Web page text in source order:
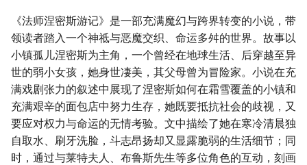
《法师涅密斯游记》是一部充满魔幻与跨界转变的小说，带
领读者踏入一个神祗与恶魔交织、命运多舛的世界。故事以
小镇孤儿涅密斯为主角，一个曾经在地球生活、后穿越至异
世的弱小女孩，她身世凄美，其父母曾为冒险家。小说在充
满戏剧张力的叙述中展现了涅密斯如何在霜雪覆盖的小镇和
充满艰辛的面包店中努力生存，她既要抵抗社会的歧视，又
要应对权力与命运的无情考验。文中描绘了她在寒冷清晨独
自取水、刷牙洗脸，斗志昂扬却又显露脆弱的生活细节；同
时，通过与莱特夫人、布鲁斯先生等多位角色的互动，刻画